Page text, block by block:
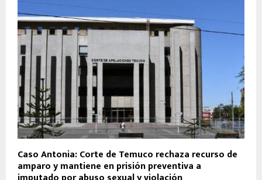
Caso Antonia: Corte de Temuco rechaza recurso de
amparo y mantiene en prisión preventiva a